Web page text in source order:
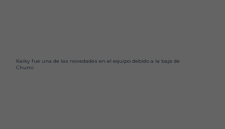
Kaiky fue una de las novedades en el equipo debido a la baja de
Chumi